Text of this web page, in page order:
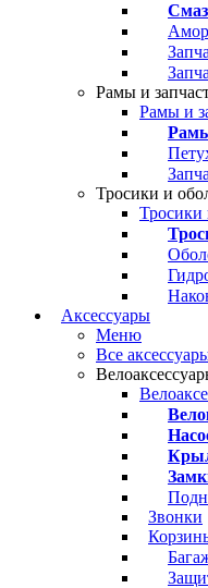
Рамы и
Рамы и
Тросики и
Тросики
Аксессуары
Меню
Все
Звонки